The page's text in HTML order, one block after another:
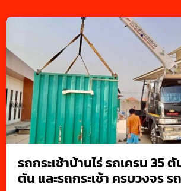
รถกระเช้าบ้านไร่ รถเครน 35
ตัน และรถกระเช้า ครบวงจร ร